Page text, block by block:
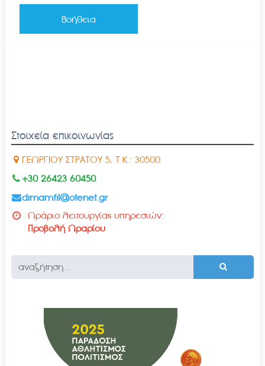
Βοήθεια
Στοιχεία επικοινωνίας
ΓΕΩΡΓΙΟΥ ΣΤΡΑΤΟΥ 5, Τ.Κ.: 30500
+30 26423 60450
dimamfil@otenet.gr
Ωράριο λειτουργίας υπηρεσιών:
Προβολή Ωραρίου